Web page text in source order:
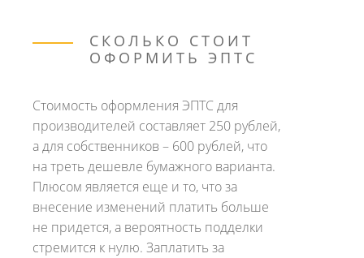
СКОЛЬКО СТОИТ
ОФОРМИТЬ ЭПТС
Стоимость оформления ЭПТС для
производителей составляет 250 рублей,
а для собственников – 600 рублей, что
на треть дешевле бумажного варианта.
Плюсом является еще и то, что за
внесение изменений платить больше
не придется, а вероятность подделки
стремится к нулю. Заплатить за